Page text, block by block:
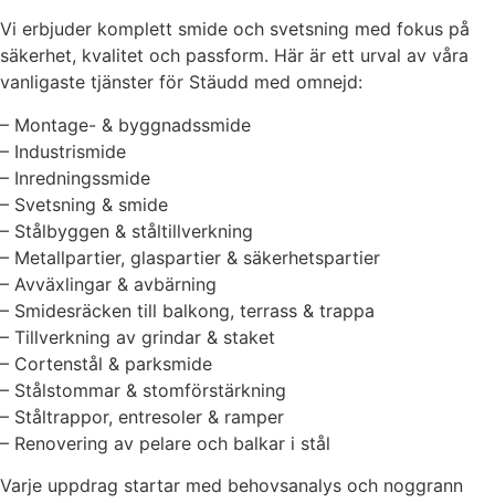
Vi erbjuder komplett smide och svetsning med fokus på
säkerhet, kvalitet och passform. Här är ett urval av våra
vanligaste tjänster för Stäudd med omnejd:
– Montage- & byggnadssmide
– Industrismide
– Inredningssmide
– Svetsning & smide
– Stålbyggen & ståltillverkning
– Metallpartier, glaspartier & säkerhetspartier
– Avväxlingar & avbärning
– Smidesräcken till balkong, terrass & trappa
– Tillverkning av grindar & staket
– Cortenstål & parksmide
– Stålstommar & stomförstärkning
– Ståltrappor, entresoler & ramper
– Renovering av pelare och balkar i stål
Varje uppdrag startar med behovsanalys och noggrann